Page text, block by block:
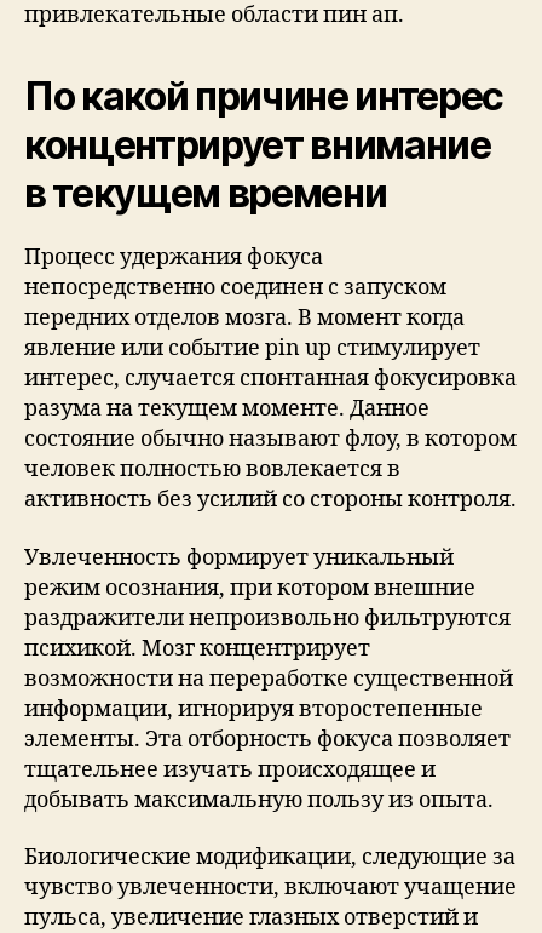
привлекательные области пин ап.
По какой причине интерес
концентрирует внимание
в текущем времени
Процесс удержания фокуса
непосредственно соединен с запуском
передних отделов мозга. В момент когда
явление или событие pin up стимулирует
интерес, случается спонтанная фокусировка
разума на текущем моменте. Данное
состояние обычно называют флоу, в котором
человек полностью вовлекается в
активность без усилий со стороны контроля.
Увлеченность формирует уникальный
режим осознания, при котором внешние
раздражители непроизвольно фильтруются
психикой. Мозг концентрирует
возможности на переработке существенной
информации, игнорируя второстепенные
элементы. Эта отборность фокуса позволяет
тщательнее изучать происходящее и
добывать максимальную пользу из опыта.
Биологические модификации, следующие за
чувство увлеченности, включают учащение
пульса, увеличение глазных отверстий и